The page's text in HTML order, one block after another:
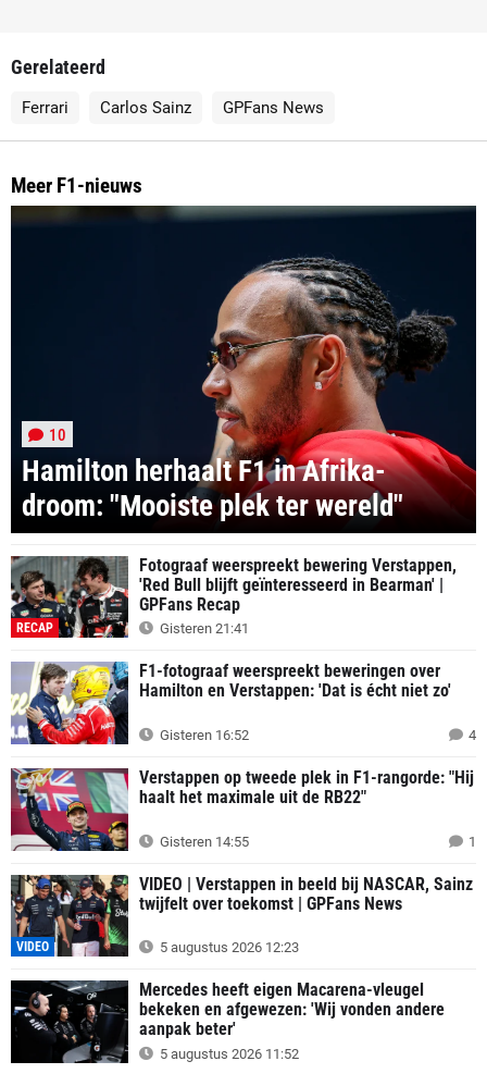
Gerelateerd
Ferrari Carlos Sainz GPFans News
Meer F1-nieuws
Hamilton herhaalt F1 in Afrika-
droom: "Mooiste plek ter wereld"
10
RECAP
Fotograaf weerspreekt bewering Verstappen,
'Red Bull blijft geïnteresseerd in Bearman' |
GPFans Recap
Gisteren 21:41
F1-fotograaf weerspreekt beweringen over
Hamilton en Verstappen: 'Dat is écht niet zo'
Gisteren 16:52 4
Verstappen op tweede plek in F1-rangorde: "Hij
haalt het maximale uit de RB22"
Gisteren 14:55 1
VIDEO
VIDEO | Verstappen in beeld bij NASCAR, Sainz
twijfelt over toekomst | GPFans News
5 augustus 2026 12:23
Mercedes heeft eigen Macarena-vleugel
bekeken en afgewezen: 'Wij vonden andere
aanpak beter'
5 augustus 2026 11:52